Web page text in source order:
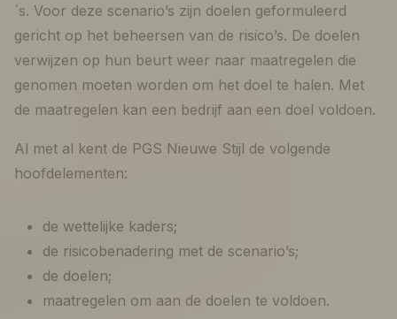
´s. Voor deze scenario’s zijn doelen geformuleerd
gericht op het beheersen van de risico’s. De doelen
verwijzen op hun beurt weer naar maatregelen die
genomen moeten worden om het doel te halen. Met
de maatregelen kan een bedrijf aan een doel voldoen.
Al met al kent de PGS Nieuwe Stijl de volgende
hoofdelementen:
de wettelijke kaders;
de risicobenadering met de scenario’s;
de doelen;
maatregelen om aan de doelen te voldoen.